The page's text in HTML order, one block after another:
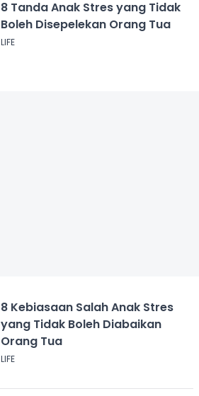
8 Tanda Anak Stres yang Tidak
Boleh Disepelekan Orang Tua
LIFE
8 Kebiasaan Salah Anak Stres
yang Tidak Boleh Diabaikan
Orang Tua
LIFE